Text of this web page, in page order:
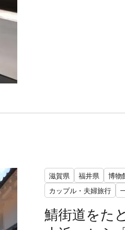
滋賀県 福井県 博物
カップル・夫婦旅行
鯖街道をた